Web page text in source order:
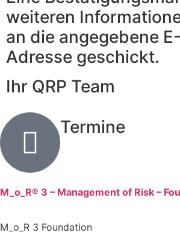
weiteren
an die angegebene
Adresse geschickt.
Ihr QRP Team
Termine
M_o_R® 3 – Management of Risk –
M_o_R 3 Foundation